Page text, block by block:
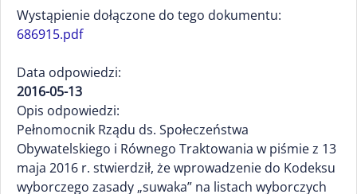
Wystąpienie dołączone do tego dokumentu:
686915.pdf
Data odpowiedzi:
2016-05-13
Opis odpowiedzi:
Pełnomocnik Rządu ds. Społeczeństwa
Obywatelskiego i Równego Traktowania w piśmie z 13
maja 2016 r. stwierdził, że wprowadzenie do Kodeksu
wyborczego zasady „suwaka” na listach wyborczych